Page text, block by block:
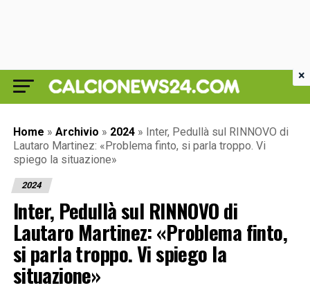
Home » Archivio » 2024 » Inter, Pedullà sul RINNOVO di
Lautaro Martinez: «Problema finto, si parla troppo. Vi
spiego la situazione»
2024
Inter, Pedullà sul RINNOVO di
Lautaro Martinez: «Problema finto,
si parla troppo. Vi spiego la
situazione»
×